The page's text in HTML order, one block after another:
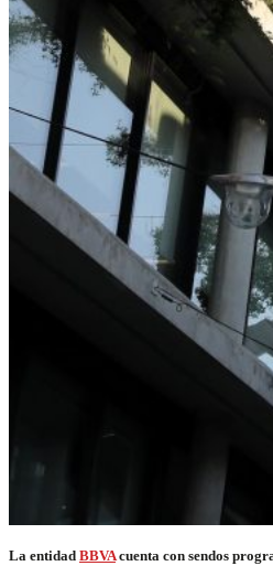
La entidad BBVAcuenta con sendos